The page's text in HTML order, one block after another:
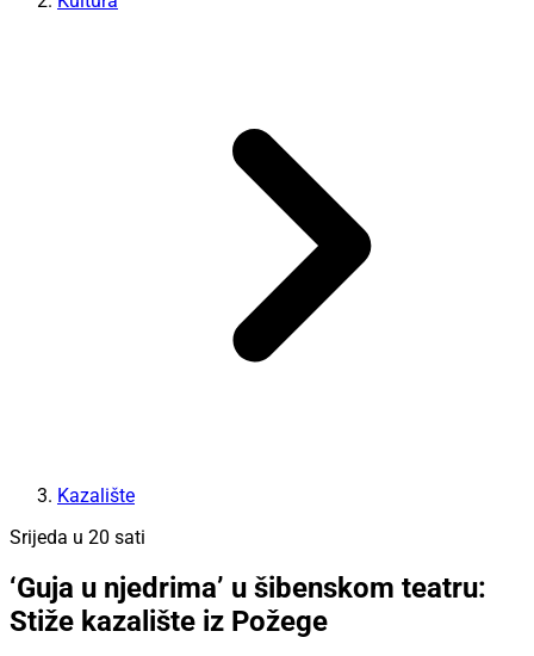
Kazalište
Srijeda u 20 sati
‘Guja u njedrima’ u šibenskom teatru:
Stiže kazalište iz Požege